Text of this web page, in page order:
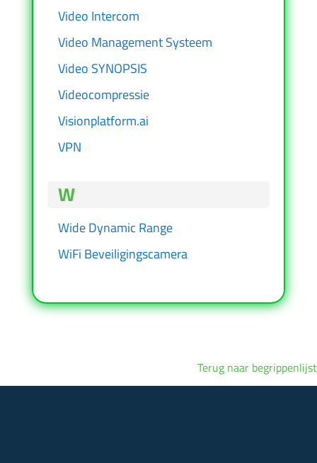
Video Intercom
Video Management Systeem
Video SYNOPSIS
Videocompressie
Visionplatform.ai
VPN
W
Wide Dynamic Range
WiFi Beveiligingscamera
Terug naar begrippenlijst